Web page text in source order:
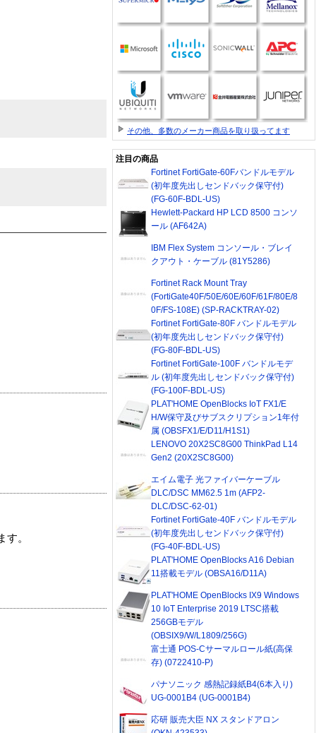
。
その他、多数のメーカー商品を取り扱ってます
注目の商品
Fortinet FortiGate-60Fバンドルモデル
(初年度先出しセンドバック保守付)
(FG-60F-BDL-US)
Hewlett-Packard HP LCD 8500 コンソ
ール (AF642A)
IBM Flex System コンソール・ブレイ
クアウト・ケーブル (81Y5286)
Fortinet Rack Mount Tray
(FortiGate40F/50E/60E/60F/61F/80E/8
0F/FS-108E) (SP-RACKTRAY-02)
Fortinet FortiGate-80F バンドルモデル
(初年度先出しセンドバック保守付)
(FG-80F-BDL-US)
Fortinet FortiGate-100F バンドルモデ
ル (初年度先出しセンドバック保守付)
(FG-100F-BDL-US)
PLAT'HOME OpenBlocks IoT FX1/E
H/W保守及びサブスクリプション1年付
属 (OBSFX1/E/D11/H1S1)
LENOVO 20X2SC8G00 ThinkPad L14
Gen2 (20X2SC8G00)
エイム電子 光ファイバーケーブル
DLC/DSC MM62.5 1m (AFP2-
DLC/DSC-62-01)
Fortinet FortiGate-40F バンドルモデル
(初年度先出しセンドバック保守付)
(FG-40F-BDL-US)
PLAT'HOME OpenBlocks A16 Debian
11搭載モデル (OBSA16/D11A)
PLAT'HOME OpenBlocks IX9 Windows
10 IoT Enterprise 2019 LTSC搭載
256GBモデル
(OBSIX9/W/L1809/256G)
富士通 POS-Cサーマルロール紙(高保
存) (0722410-P)
パナソニック 感熱記録紙B4(6本入り)
UG-0001B4 (UG-0001B4)
応研 販売大臣 NX スタンドアロン